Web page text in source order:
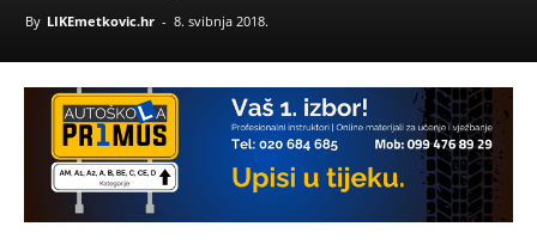
By LIKEmetkovic.hr - 8. svibnja 2018.